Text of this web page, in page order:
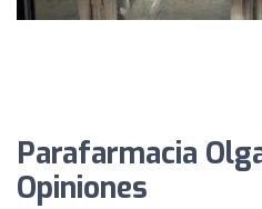
Parafarmacia
Opiniones